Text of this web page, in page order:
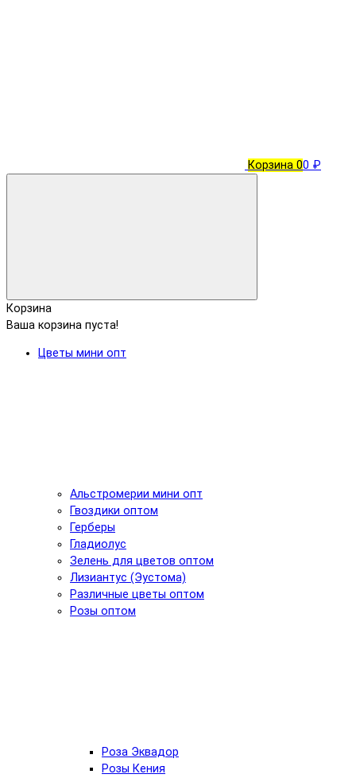
Корзина 00 ₽
Корзина
Ваша корзина пуста!
Цветы мини опт
Альстромерии мини опт
Гвоздики оптом
Герберы
Гладиолус
Зелень для цветов оптом
Лизиантус (Эустома)
Различные цветы оптом
Розы оптом
Роза Эквадор
Розы Кения